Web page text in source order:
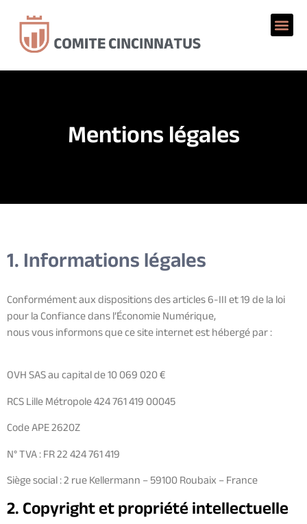
Mentions légales
1. Informations légales
Conformément aux dispositions des articles 6-III et 19 de la loi
pour la Confiance dans l’Économie Numérique,
nous vous informons que ce site internet est hébergé par :
OVH SAS au capital de 10 069 020 €
RCS Lille Métropole 424 761 419 00045
Code APE 2620Z
N° TVA : FR 22 424 761 419
Siège social : 2 rue Kellermann – 59100 Roubaix – France
2. Copyright et propriété intellectuelle